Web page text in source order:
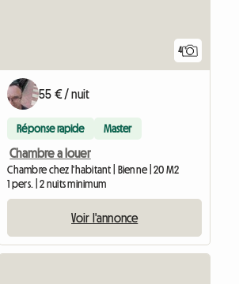
4
55 € / nuit
Réponse rapide Master
Chambre a louer
Chambre chez l'habitant | Bienne | 20 M2
1 pers. | 2 nuits minimum
Voir l'annonce